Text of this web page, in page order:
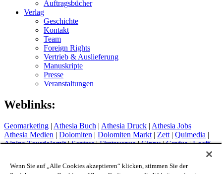
Auftragsbücher
Verlag
Geschichte
Kontakt
Team
Foreign Rights
Vertrieb & Auslieferung
Manuskripte
Presse
Veranstaltungen
Weblinks:
Geomarketing | Athesia Buch | Athesia Druck | Athesia Jobs |
Athesia Medien | Dolomiten | Dolomiten Markt | Zett | Quimedia |
Alpina Tourdolomit|Sentres|Firstavenue|Cippy|Grafus|Loeff
Schnals|Sport Media Südtirol
Wenn Sie auf „Alle Cookies akzeptieren“ klicken, stimmen Sie der